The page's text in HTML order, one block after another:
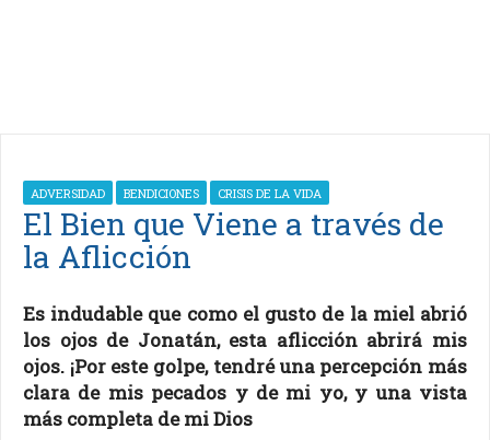
ADVERSIDAD BENDICIONES CRISIS DE LA VIDA
El Bien que Viene a través de
la Aflicción
Es indudable que como el gusto de la miel abrió
los ojos de Jonatán, esta aflicción abrirá mis
ojos. ¡Por este golpe, tendré una percepción más
clara de mis pecados y de mi yo, y una vista
más completa de mi Dios